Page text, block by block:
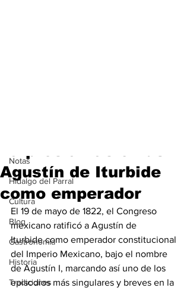
Notas
Hidalgo del Parral
Cultura
Blog
Gastronomìa
Historia
Tradiciones
Agustín de Iturbide
como emperador
El 19 de mayo de 1822, el Congreso
mexicano ratificó a Agustín de
Iturbide como emperador constitucional
del Imperio Mexicano, bajo el nombre
de Agustín I, marcando así uno de los
episodios más singulares y breves en la